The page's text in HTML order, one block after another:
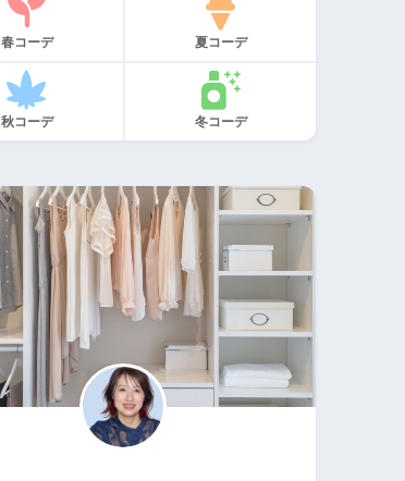
春コーデ 夏コーデ
秋コーデ 冬コーデ